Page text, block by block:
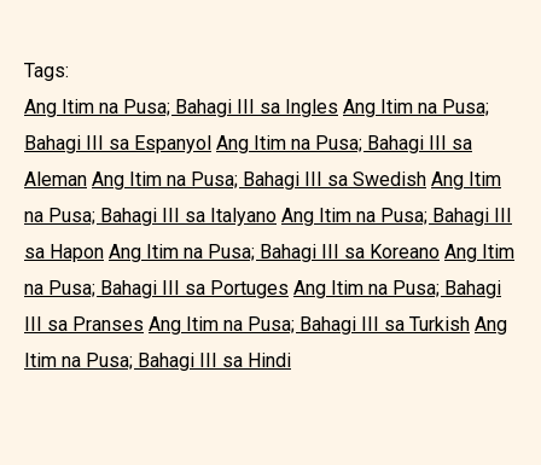
Tags:
Ang Itim na Pusa; Bahagi III sa Ingles Ang Itim na Pusa;
Bahagi III sa Espanyol Ang Itim na Pusa; Bahagi III sa
Aleman Ang Itim na Pusa; Bahagi III sa Swedish Ang Itim
na Pusa; Bahagi III sa Italyano Ang Itim na Pusa; Bahagi III
sa Hapon Ang Itim na Pusa; Bahagi III sa Koreano Ang Itim
na Pusa; Bahagi III sa Portuges Ang Itim na Pusa; Bahagi
III sa Pranses Ang Itim na Pusa; Bahagi III sa Turkish Ang
Itim na Pusa; Bahagi III sa Hindi